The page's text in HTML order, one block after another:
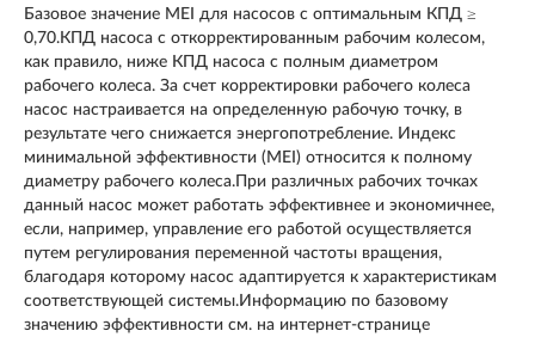
Базовое значение MEI для насосов с оптимальным КПД ≥
0,70.КПД насоса с откорректированным рабочим колесом,
как правило, ниже КПД насоса с полным диаметром
рабочего колеса. За счет корректировки рабочего колеса
насос настраивается на определенную рабочую точку, в
результате чего снижается энергопотребление. Индекс
минимальной эффективности (MEI) относится к полному
диаметру рабочего колеса.При различных рабочих точках
данный насос может работать эффективнее и экономичнее,
если, например, управление его работой осуществляется
путем регулирования переменной частоты вращения,
благодаря которому насос адаптируется к характеристикам
соответствующей системы.Информацию по базовому
значению эффективности см. на интернет-странице